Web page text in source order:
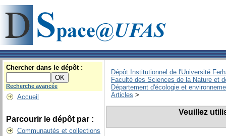
Chercher dans le dépôt :
Recherche avancée
Accueil
Parcourir le dépôt par :
Communautés et collections
Dépôt Institutionnel de l'Université
Faculté des Sciences de la Nature et
Département d'écologie et
Articles >
Veuillez